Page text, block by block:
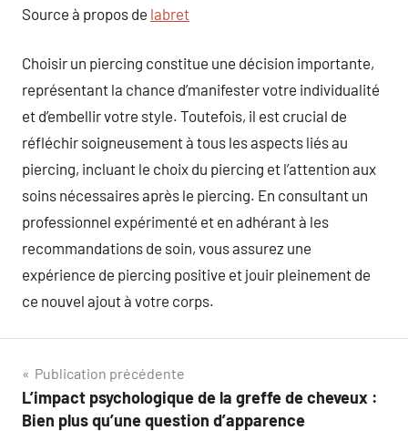
Source à propos de labret
Choisir un piercing constitue une décision importante,
représentant la chance d’manifester votre individualité
et d’embellir votre style. Toutefois, il est crucial de
réfléchir soigneusement à tous les aspects liés au
piercing, incluant le choix du piercing et l’attention aux
soins nécessaires après le piercing. En consultant un
professionnel expérimenté et en adhérant à les
recommandations de soin, vous assurez une
expérience de piercing positive et jouir pleinement de
ce nouvel ajout à votre corps.
Navigation
de
Publication précédente
L’impact psychologique de la greffe de cheveux :
Bien plus qu’une question d’apparence